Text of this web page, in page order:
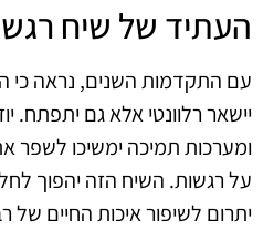
העתיד של שיח
עם התקדמות השנים, נראה כי
יישאר רלוונטי אלא גם יתפתח.
ומערכות תמיכה ימשיכו לשפר
על רגשות. השיח הזה יהפוך
יתרום לשיפור איכות החיים של